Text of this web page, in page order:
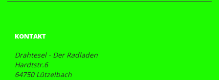
KONTAKT
Drahtesel - Der Radladen
Hardtstr.6
64750 Lützelbach